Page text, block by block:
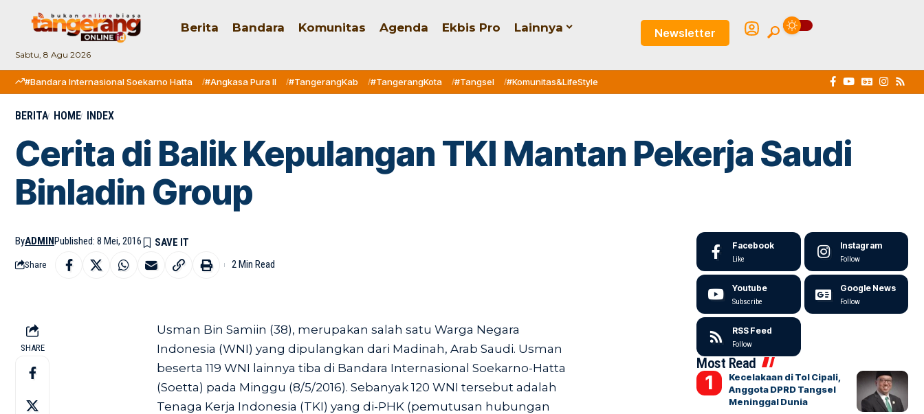
Sabtu, 8 Agu 2026
Berita Bandara Komunitas Agenda Ekbis Pro Lainnya Newsletter
#Bandara Internasional Soekarno Hatta #Angkasa Pura II #TangerangKab #TangerangKota #Tangsel #Komunitas&LifeStyle
BERITA HOME INDEX
Cerita di Balik Kepulangan TKI Mantan Pekerja Saudi
Binladin Group
ByADMINPublished: 8 Mei, 2016
Share 2 Min Read
SHARE
Usman Bin Samiin (38), merupakan salah satu Warga Negara
Indonesia (WNI) yang dipulangkan dari Madinah, Arab Saudi. Usman
beserta 119 WNI lainnya tiba di Bandara Internasional Soekarno-Hatta
(Soetta) pada Minggu (8/5/2016). Sebanyak 120 WNI tersebut adalah
Tenaga Kerja Indonesia (TKI) yang di-PHK (pemutusan hubungan
Facebook
Like
Instagram
Follow
Youtube
Subscribe
Google News
Follow
RSS Feed
Follow
Most Read
Kecelakaan di Tol Cipali,
Anggota DPRD Tangsel
Meninggal Dunia